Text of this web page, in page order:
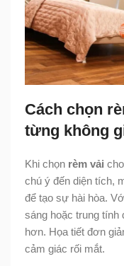
Cách chọn
từng không
Khi chọn rèm vải
chú ý đến diện tích,
để tạo sự hài hòa.
sáng hoặc trung tính
hơn. Họa tiết đơn
cảm giác rối mắt.